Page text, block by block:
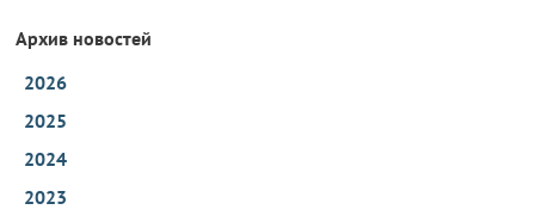
Архив новостей
2026
2025
2024
2023